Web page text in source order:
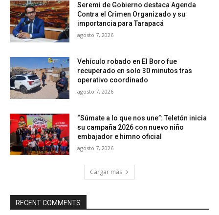
Seremi de Gobierno destaca Agenda
Contra el Crimen Organizado y su
importancia para Tarapacá
agosto 7, 2026
Vehículo robado en El Boro fue
recuperado en solo 30 minutos tras
operativo coordinado
agosto 7, 2026
“Súmate a lo que nos une”: Teletón inicia
su campaña 2026 con nuevo niño
embajador e himno oficial
agosto 7, 2026
Cargar más
RECENT COMMENTS